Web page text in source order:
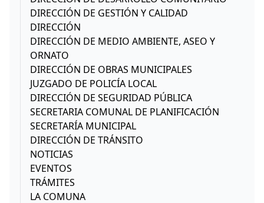
DIRECCIÓN DE GESTIÓN Y CALIDAD
DIRECCIÓN
DIRECCIÓN DE MEDIO AMBIENTE, ASEO Y
ORNATO
DIRECCIÓN DE OBRAS MUNICIPALES
JUZGADO DE POLICÍA LOCAL
DIRECCIÓN DE SEGURIDAD PÚBLICA
SECRETARIA COMUNAL DE PLANIFICACIÓN
SECRETARÍA MUNICIPAL
DIRECCIÓN DE TRÁNSITO
NOTICIAS
EVENTOS
TRÁMITES
LA COMUNA